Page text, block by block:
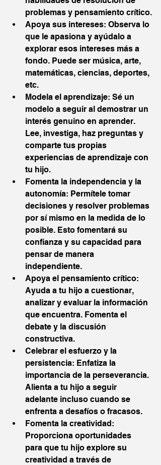
problemas y pensamiento crítico.
Apoya sus intereses: Observa lo
que le apasiona y ayúdalo a
explorar esos intereses más a
fondo. Puede ser música, arte,
matemáticas, ciencias, deportes,
etc.
Modela el aprendizaje: Sé un
modelo a seguir al demostrar un
interés genuino en aprender.
Lee, investiga, haz preguntas y
comparte tus propias
experiencias de aprendizaje con
tu hijo.
Fomenta la independencia y la
autonomía: Permítele tomar
decisiones y resolver problemas
por sí mismo en la medida de lo
posible. Esto fomentará su
confianza y su capacidad para
pensar de manera
independiente.
Apoya el pensamiento crítico:
Ayuda a tu hijo a cuestionar,
analizar y evaluar la información
que encuentra. Fomenta el
debate y la discusión
constructiva.
Celebrar el esfuerzo y la
persistencia: Enfatiza la
importancia de la perseverancia.
Alienta a tu hijo a seguir
adelante incluso cuando se
enfrenta a desafíos o fracasos.
Fomenta la creatividad:
Proporciona oportunidades
para que tu hijo explore su
creatividad a través de